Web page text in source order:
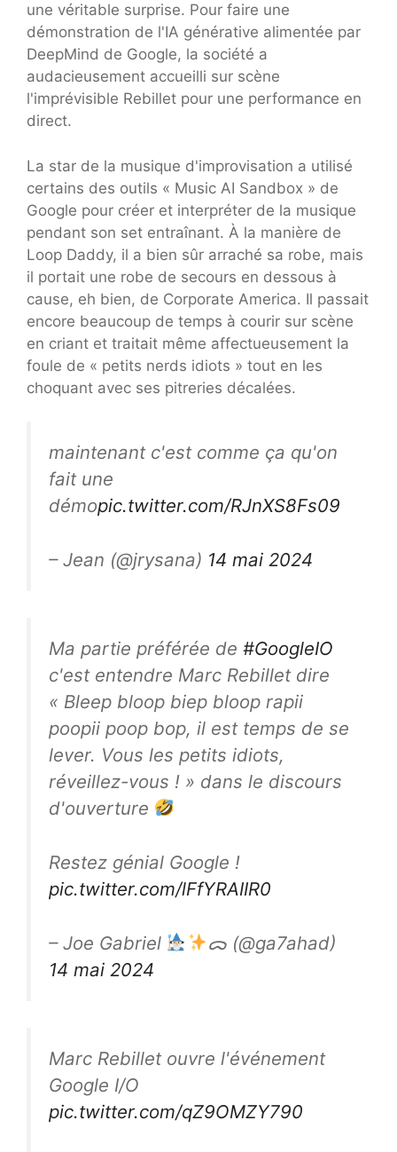
une véritable surprise. Pour faire une
démonstration de l'IA générative alimentée par
DeepMind de Google, la société a
audacieusement accueilli sur scène
l'imprévisible Rebillet pour une performance en
direct.
La star de la musique d'improvisation a utilisé
certains des outils « Music AI Sandbox » de
Google pour créer et interpréter de la musique
pendant son set entraînant. À la manière de
Loop Daddy, il a bien sûr arraché sa robe, mais
il portait une robe de secours en dessous à
cause, eh bien, de Corporate America. Il passait
encore beaucoup de temps à courir sur scène
en criant et traitait même affectueusement la
foule de « petits nerds idiots » tout en les
choquant avec ses pitreries décalées.
maintenant c'est comme ça qu'on
fait une
démopic.twitter.com/RJnXS8Fs09
– Jean (@jrysana) 14 mai 2024
Ma partie préférée de #GoogleIO
c'est entendre Marc Rebillet dire
« Bleep bloop biep bloop rapii
poopii poop bop, il est temps de se
lever. Vous les petits idiots,
réveillez-vous ! » dans le discours
d'ouverture
Restez génial Google !
pic.twitter.com/lFfYRAIIR0
– Joe Gabriel
ᯅ (@ga7ahad)
14 mai 2024
Marc Rebillet ouvre l'événement
Google I/O
pic.twitter.com/qZ9OMZY790